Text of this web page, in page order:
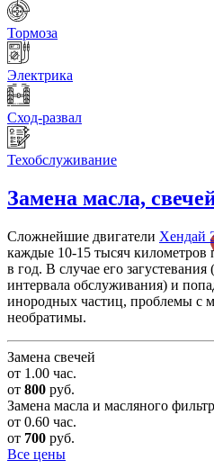
Тормоза
Электрика
Сход-развал
Техобслуживание
Замена масла,
Сложнейшие двигатели Хендай
каждые 10-15 тысяч километров
в год. В случае его
интервала обслуживания) и
инородных частиц, проблемы с
необратимы.
Замена свечей
от 1.00 час.
от 800 руб.
Замена масла и масляного
от 0.60 час.
от 700 руб.
Все цены